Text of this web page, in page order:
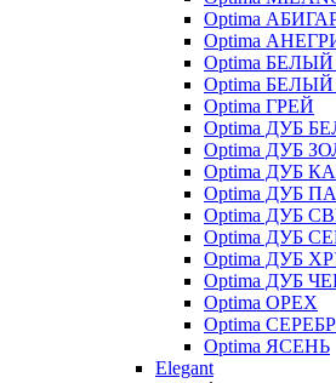
Optima
Optima
Optima
Optima
Optima ГРЕЙ
Optima ДУБ
Optima ДУБ
Optima ДУБ
Optima ДУБ
Optima ДУБ
Optima ДУБ
Optima ДУБ
Optima ДУБ
Optima ОРЕХ
Optima
Optima ЯСЕНЬ
Elegant